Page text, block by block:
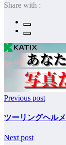
Share with :
Previous post
ツーリングヘル
Next post